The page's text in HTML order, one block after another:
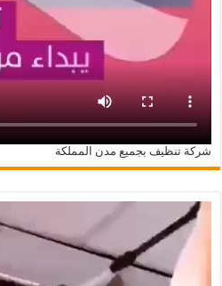
شركة تنظيف بجميع مدن المملكة